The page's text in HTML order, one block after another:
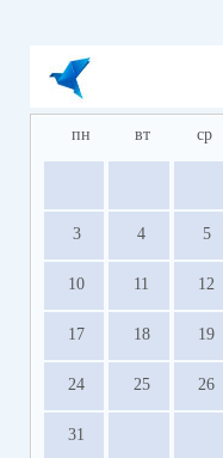
пн вт ср
3 4 5
10 11 12
17 18 19
24 25 26
31